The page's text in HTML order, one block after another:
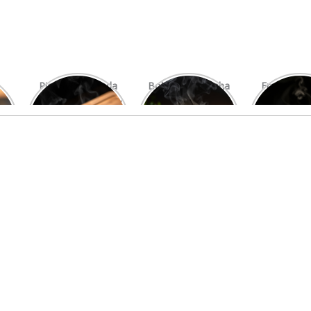
Picanha Grelhada
com Chimichurri
Bolo de Pamonha
na Palha
Frango
com